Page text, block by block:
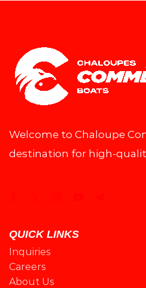
Welcome to Chaloupe
destination for high-
QUICK LINKS
Inquiries
Careers
About Us